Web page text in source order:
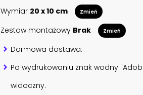
Wymiar 20 x 10 cm Zmień
Zestaw montażowy Brak Zmień
Darmowa dostawa.
Po wydrukowaniu znak wodny
widoczny.